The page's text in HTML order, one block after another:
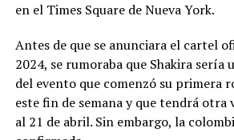
en el Times Square de Nueva York.
Antes de que se anunciara el cartel
2024, se rumoraba que Shakira sería
del evento que comenzó su primera
este fin de semana y que tendrá otra
al 21 de abril. Sin embargo, la